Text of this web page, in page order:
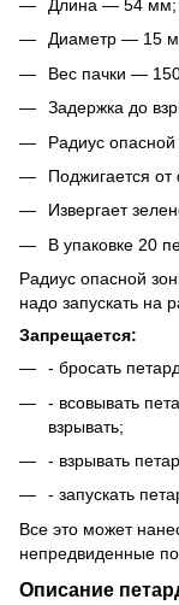
Длина ― 54 мм;
Диаметр ― 15
Вес пачки ―
Задержка до
Радиус
Поджигается
Извергает
В упаковке 20
Радиус опасной
надо запускать на
Запрещается:
- бросать
- всовывать
взрывать;
- взрывать
- запускать
Все это может
непредвиденные
Описание